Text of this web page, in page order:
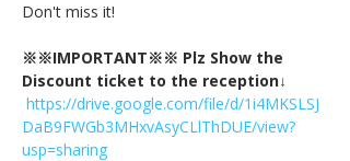
Don't miss it!
※※IMPORTANT※※ Plz Show the
Discount ticket to the reception↓
https://drive.google.com/file/d/1i4MKSLSJ
DaB9FWGb3MHxvAsyCLlThDUE/view?
usp=sharing